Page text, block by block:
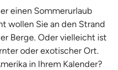
einen Sommerurlaub
wollen Sie an den Strand
Berge. Oder vielleicht ist
oder exotischer Ort.
in Ihrem Kalender?